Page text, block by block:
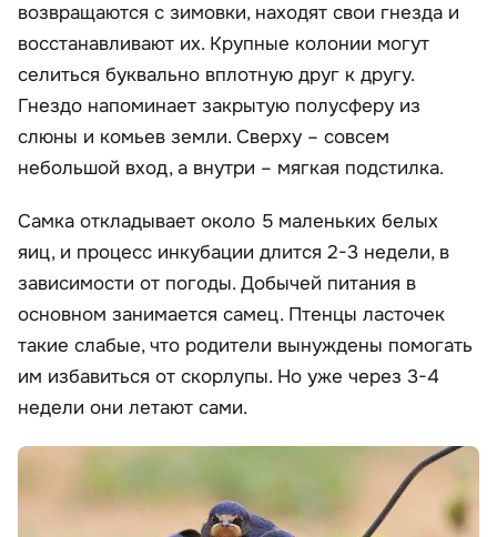
возвращаются с зимовки, находят свои гнезда и
восстанавливают их. Крупные колонии могут
селиться буквально вплотную друг к другу.
Гнездо напоминает закрытую полусферу из
слюны и комьев земли. Сверху – совсем
небольшой вход, а внутри – мягкая подстилка.
Самка откладывает около 5 маленьких белых
яиц, и процесс инкубации длится 2-3 недели, в
зависимости от погоды. Добычей питания в
основном занимается самец. Птенцы ласточек
такие слабые, что родители вынуждены помогать
им избавиться от скорлупы. Но уже через 3-4
недели они летают сами.